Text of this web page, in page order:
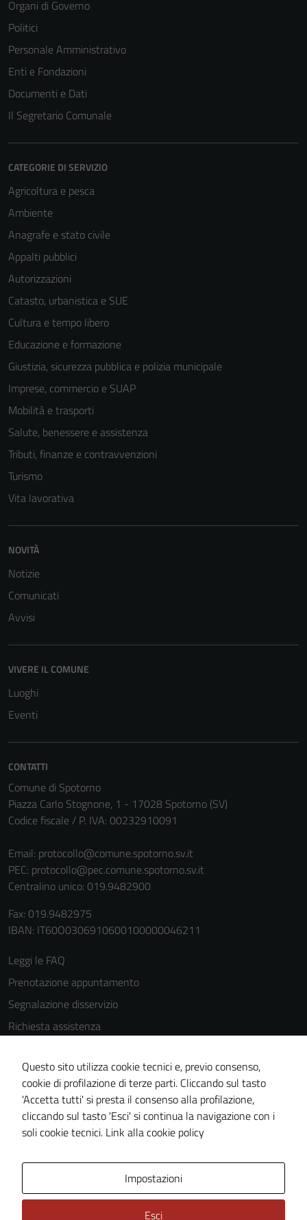
Organi di Governo
Politici
Personale Amministrativo
Enti e Fondazioni
Documenti e Dati
Il Segretario Comunale
CATEGORIE DI SERVIZIO
Agricoltura e pesca
Ambiente
Anagrafe e stato civile
Appalti pubblici
Autorizzazioni
Catasto, urbanistica e SUE
Cultura e tempo libero
Educazione e formazione
Giustizia, sicurezza pubblica e polizia municipale
Imprese, commercio e SUAP
Mobilità e trasporti
Salute, benessere e assistenza
Tributi, finanze e contravvenzioni
Turismo
Vita lavorativa
NOVITÀ
Notizie
Comunicati
Avvisi
VIVERE IL COMUNE
Luoghi
Eventi
CONTATTI
Comune di Spotorno
Piazza Carlo Stognone, 1 - 17028 Spotorno (SV)
Codice fiscale / P. IVA: 00232910091
Email: protocollo@comune.spotorno.sv.it
PEC: protocollo@pec.comune.spotorno.sv.it
Centralino unico: 019.9482900
Fax: 019.9482975
IBAN: IT60O0306910600100000046211
Leggi le FAQ
Prenotazione appuntamento
Segnalazione disservizio
Richiesta assistenza
Informativa privacy
Cookie Policy
Note legali
Dichiarazione di accessibilità
Piano di miglioramento del sito
Statistiche sito web
Questo sito utilizza cookie tecnici e, previo consenso,
cookie di profilazione di terze parti. Cliccando sul tasto
'Accetta tutti' si presta il consenso alla profilazione,
cliccando sul tasto 'Esci' si continua la navigazione con i
soli cookie tecnici. Link alla cookie policy
Impostazioni
Esci
informazioni